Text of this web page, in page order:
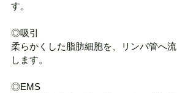
す。
◎吸引
柔らかくした脂肪細胞を、リンパ管へ流
します。
◎EMS